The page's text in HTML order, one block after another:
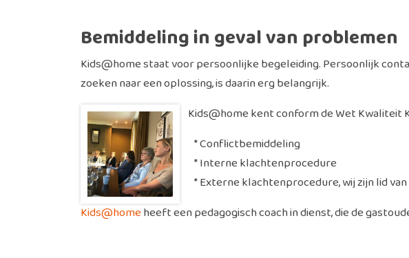
Bemiddeling in geval van problemen
Kids@home staat voor persoonlijke begeleiding. Persoonlijk
zoeken naar een oplossing, is daarin erg belangrijk.
Kids@home kent conform de Wet Kwaliteit
* Conflictbemiddeling
* Interne klachtenprocedure
* Externe klachtenprocedure, wij zijn lid
Kids@homeheeft een pedagogisch coach in dienst, die de